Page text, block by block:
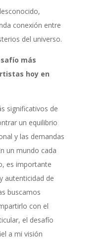
conexión entre
del universo.
más
hoy en
significativos de
un equilibrio
y las demandas
un mundo cada
es importante
autenticidad de
buscamos
con el
el desafío
a mi visión